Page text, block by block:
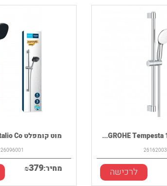
מוט קומפלט GROHE Vitalio Co...
26096001
מחיר: ₪379
26162003
לרכישה